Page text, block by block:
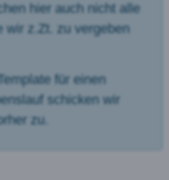
hier auch nicht alle
wir z.Zt. zu vergeben
für einen
schicken wir
zu.